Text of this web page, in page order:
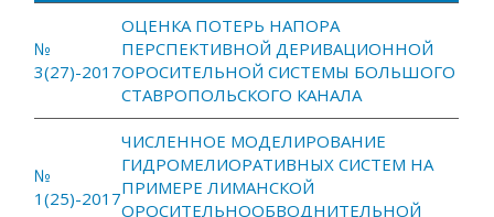
№
3(27)-2017
ОЦЕНКА ПОТЕРЬ НАПОРА
ПЕРСПЕКТИВНОЙ ДЕРИВАЦИОННОЙ
ОРОСИТЕЛЬНОЙ СИСТЕМЫ БОЛЬШОГО
СТАВРОПОЛЬСКОГО КАНАЛА
№
1(25)-2017
ЧИСЛЕННОЕ МОДЕЛИРОВАНИЕ
ГИДРОМЕЛИОРАТИВНЫХ СИСТЕМ НА
ПРИМЕРЕ ЛИМАНСКОЙ
ОРОСИТЕЛЬНООБВОДНИТЕЛЬНОЙ